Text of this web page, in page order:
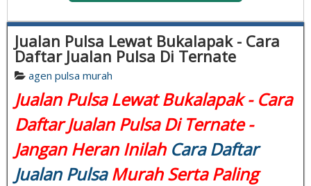
Jualan Pulsa Lewat Bukalapak - Cara
Daftar Jualan Pulsa Di Ternate
agen pulsa murah
Jualan Pulsa Lewat Bukalapak - Cara
Daftar Jualan Pulsa Di Ternate -
Jangan Heran Inilah Cara Daftar
Jualan PulsaMurah Serta Paling